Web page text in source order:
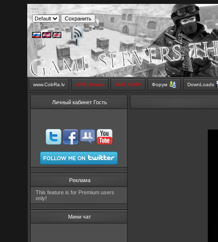
www.CobRa.lv LIVE Stream SMS SHOP Форум DownLoads
Личный кабинет Гость
Реклама
This feature is for Premium users
only!
Мини чат